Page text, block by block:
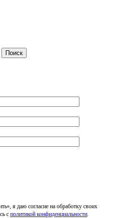
Поиск
я даю согласие на обработку своих
с политикой конфиденциальности